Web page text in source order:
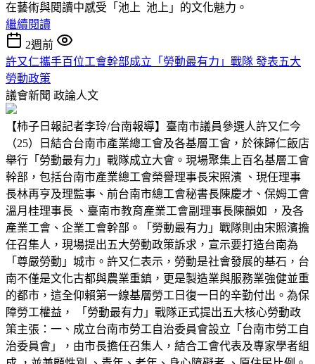
在藝術與閱讀中感受「池上 池上」的文化魅力。
繼續閱讀
2週前
許又仁攜手百位工會幹部成立「勞動最有力」戰隊 發表五大
勞動政策
議會新聞 政論人文
【柿子日報記者李玲/台南報導】臺南市議員參選人許又仁今
（25）日結合台南市產業總工會及各基層工會，於徠歸仁飯店
舉行「勞動最有力」戰隊成立大會。現場聚集上百名基層工會
幹部，包括台南市產業總工會榮譽理事長宋照濱 、現任理事
長林再亨及理監事、前台南市總工會秘書長陳慶才、保姆工會
溫月桂理事長 、臺南市教育產業工會副理事長陳韻如 ，及各
產業工會、企業工會幹部。「勞動最有力」戰隊則由宋照濱擔
任召集人，現場提出五大勞動政策訴求，宣示要打造台南為
「尊嚴勞動」城市。許又仁表示，勞動是社會發展的基石，台
南不僅是文化古都與農業重鎮，更是製造業與服務業強健並重
的都市，這全仰賴第一線基層勞工日復一日的辛勤付出。為保
障勞工權益， 「勞動最有力」戰隊正式提出五大核心勞動政
策主張：一、成立台南市勞工自治委員會設立「台南市勞工自
治委員會」，由市長擔任召集人，結合工會代表及專家學者組